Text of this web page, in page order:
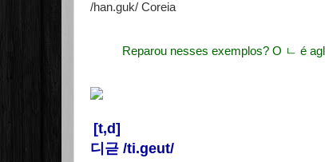
/han.guk/ Coreia
Reparou nesses exemplos? O ㄴ é
[t,d]
디귿 /ti.geut/